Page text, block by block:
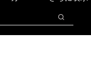
検索